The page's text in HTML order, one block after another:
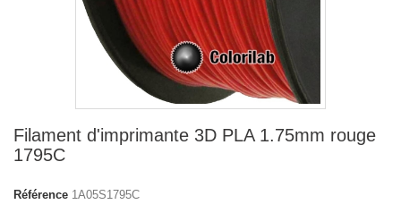
Filament d'imprimante 3D PLA 1.75mm rouge
1795C
Référence 1A05S1795C